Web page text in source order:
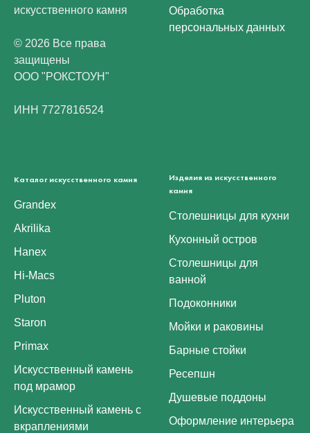
искусственного камня
© 2026 Все права
защищены
ООО "РОКСТОУН"
ИНН 7727816524
Обработка
персональных данных
Каталог искусственного камня
Grandex
Akrilika
Hanex
Hi-Macs
Pluton
Staron
Primax
Искусственный камень
под мрамор
Искусственный камень с
вкраплениями
Изделия из искусственного
камня
Столешницы для кухни
Кухонный остров
Столешницы для
ванной
Подоконники
Мойки и раковины
Барные стойки
Ресепшн
Душевые поддоны
Оформление интерьера